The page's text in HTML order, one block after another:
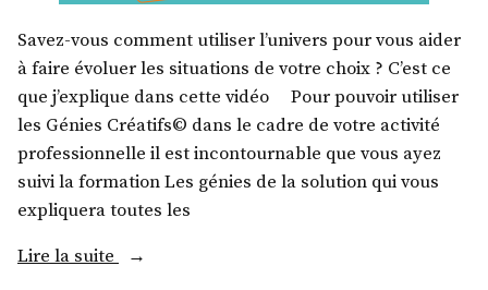
Savez-vous comment utiliser l’univers pour vous aider
à faire évoluer les situations de votre choix ? C’est ce
que j’explique dans cette vidéo Pour pouvoir utiliser
les Génies Créatifs© dans le cadre de votre activité
professionnelle il est incontournable que vous ayez
suivi la formation Les génies de la solution qui vous
expliquera toutes les
Lire la suite